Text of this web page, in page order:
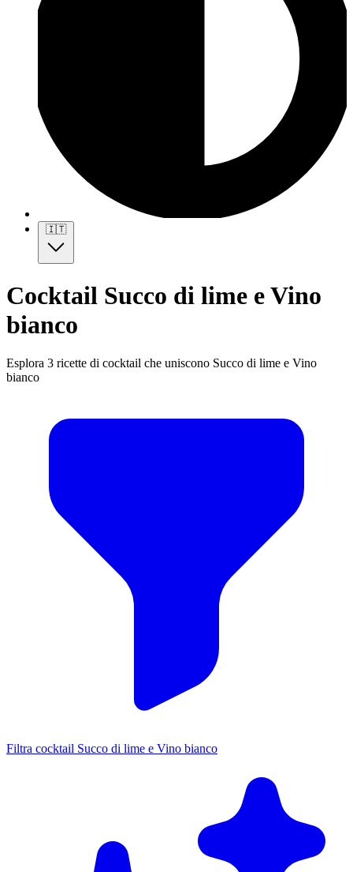
🇮🇹
Cocktail Succo di lime e Vino
bianco
Esplora 3 ricette di cocktail che uniscono Succo di lime e Vino
bianco
Filtra cocktail Succo di lime e Vino bianco